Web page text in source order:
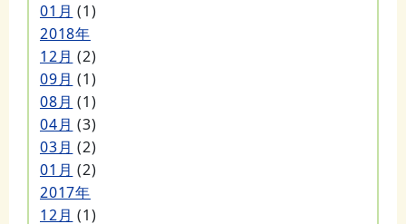
01月 (1)
2018年
12月 (2)
09月 (1)
08月 (1)
04月 (3)
03月 (2)
01月 (2)
2017年
12月 (1)